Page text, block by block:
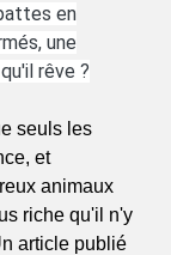
en
une
rêve ?
seuls les
et
animaux
riche qu'il n'y
article publié